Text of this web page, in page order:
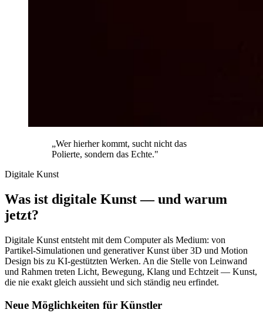
„Wer hierher kommt, sucht nicht das
Polierte, sondern das Echte."
Digitale Kunst
Was ist digitale Kunst — und warum
jetzt?
Digitale Kunst entsteht mit dem Computer als Medium: von
Partikel-Simulationen und generativer Kunst über 3D und Motion
Design bis zu KI-gestützten Werken. An die Stelle von Leinwand
und Rahmen treten Licht, Bewegung, Klang und Echtzeit — Kunst,
die nie exakt gleich aussieht und sich ständig neu erfindet.
Neue Möglichkeiten für Künstler